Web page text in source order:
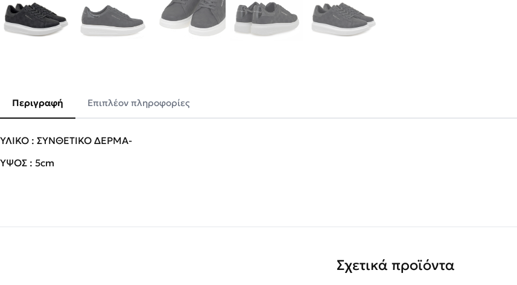
Περιγραφή Επιπλέον πληροφορίες
ΥΛΙΚΟ : ΣΥΝΘΕΤΙΚΟ ΔΕΡΜΑ-
ΥΨΟΣ : 5cm
Σχετικά προϊόντα